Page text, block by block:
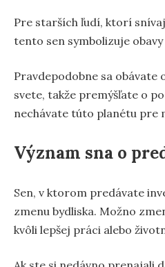
Pre starších ľudí, ktorí
tento sen symbolizuje
Pravdepodobne sa obávate
svete, takže premýšľate o
nechávate túto planétu pre
Význam sna o
Sen, v ktorom predávate
zmenu bydliska. Možno
kvôli lepšej práci alebo